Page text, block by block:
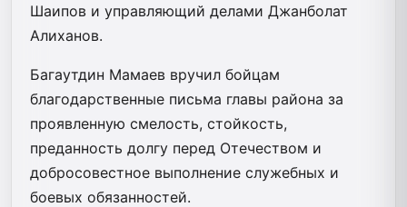
Шаипов и управляющий делами Джанболат
Алиханов.
Багаутдин Мамаев вручил бойцам
благодарственные письма главы района за
проявленную смелость, стойкость,
преданность долгу перед Отечеством и
добросовестное выполнение служебных и
боевых обязанностей.